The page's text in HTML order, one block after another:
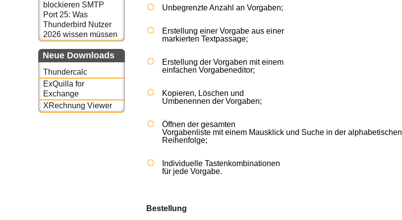
blockieren SMTP
Port 25: Was
Thunderbird Nutzer
2026 wissen müssen
Neue Downloads
Thundercalc
ExQuilla for
Exchange
XRechnung Viewer
Unbegrenzte Anzahl an Vorgaben;
Erstellung einer Vorgabe aus einer
markierten Textpassage;
Erstellung der Vorgaben mit einem
einfachen Vorgabeneditor;
Kopieren, Löschen und
Umbenennen der Vorgaben;
Öffnen der gesamten
Vorgabenliste mit einem Mausklick und Suche in der alphabetischen
Reihenfolge;
Individuelle Tastenkombinationen
für jede Vorgabe.
Bestellung